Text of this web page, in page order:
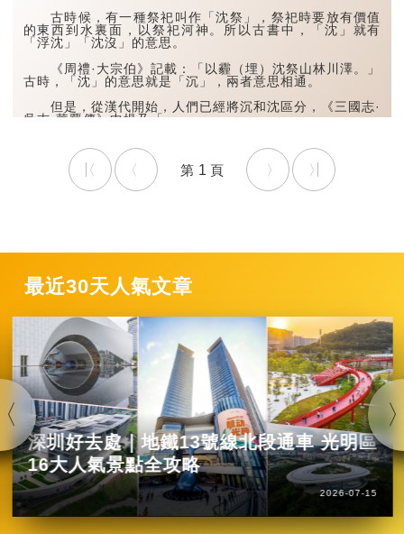
古時候，有一種祭祀叫作「沈祭」，祭祀時要放有價值
的東西到水裏面，以祭祀河神。所以古書中，「沈」就有
「浮沈」「沈沒」的意思。
《周禮·大宗伯》記載：「以霾（埋）沈祭山林川澤。」
古時，「沈」的意思就是「沉」，兩者意思相通。
但是，從漢代開始，人們已經將沉和沈區分，《三國志·
吳志·華覈傳》中提及「...
1
最近30天人氣文章
深圳好去處｜地鐵13號線北段通車 光明區
16大人氣景點全攻略
2026-07-15